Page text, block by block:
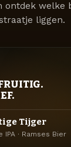
ontdek welke
liggen.
Tijger
IPA · Ramses Bier